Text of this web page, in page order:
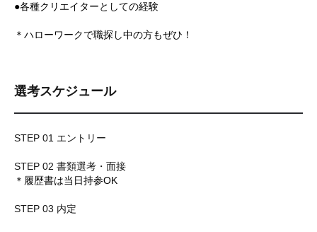
●各種クリエイターとしての経験
＊ハローワークで職探し中の方もぜひ！
選考スケジュール
STEP 01 エントリー
STEP 02 書類選考・面接
＊履歴書は当日持参OK
STEP 03 内定